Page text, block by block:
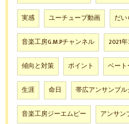
実感 ユーチューブ動画 だい
音楽工房G.M.Pチャンネル 2021
傾向と対策 ポイント ベート
生涯 命日 帯広アンサンブル
音楽工房ジーエムピー アンサン